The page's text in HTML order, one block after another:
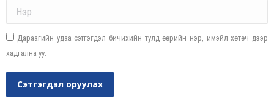
Дараагийн удаа сэтгэгдэл бичихийн тулд өөрийн нэр, имэйл хөтөч дээр
хадгална уу.
Сэтгэгдэл оруулах